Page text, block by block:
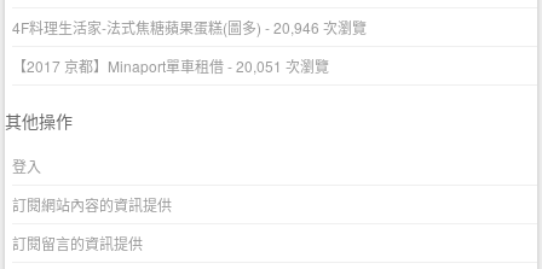
4F料理生活家-法式焦糖蘋果蛋糕(圖多) - 20,946 次瀏覽
【2017 京都】Minaport單車租借- 20,051 次瀏覽
其他操作
登入
訂閱網站內容的資訊提供
訂閱留言的資訊提供